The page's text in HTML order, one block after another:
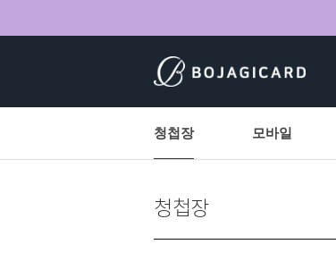
청첩장 모바일
청첩장